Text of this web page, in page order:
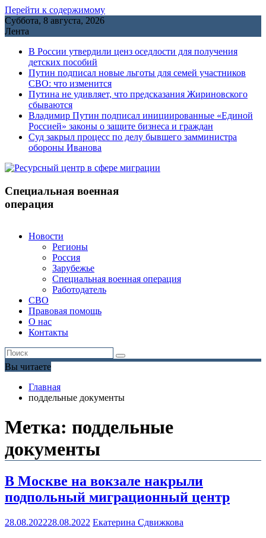
Перейти к содержимому
Суббота, 8 августа, 2026
Лента
В России утвердили ценз оседлости для получения
детских пособий
Путин подписал новые льготы для семей участников
СВО: что изменится
Путина не удивляет, что предсказания Жириновского
сбываются
Владимир Путин подписал инициированные «Единой
Россией» законы о защите бизнеса и граждан
Cуд закрыл процесс по делу бывшего замминистра
обороны Иванова
Специальная военная
операция
Новости
Регионы
Россия
Зарубежье
Специальная военная операция
Работодатель
СВО
Правовая помощь
О нас
Контакты
Вы читаете
Главная
поддельные документы
Метка: поддельные
документы
В Москве на вокзале накрыли
подпольный миграционный центр
28.08.202228.08.2022 Екатерина Сдвижкова